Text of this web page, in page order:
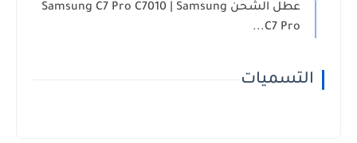
عطل الشحن Samsung C7 Pro C7010 | Samsung
C7 Pro...
التسميات